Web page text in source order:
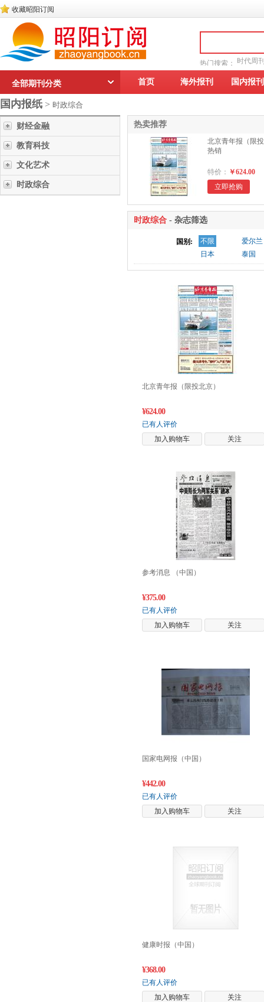
收藏昭阳订阅
热门搜索： 时代周
读者文摘
全部期刊分类 首页 海外报刊 国内报刊
国内报纸 > 时政综合
财经金融
教育科技
文化艺术
时政综合
热卖推荐
北京青年报（限
热销
特价： ￥624.00
立即抢购
时政综合 - 杂志筛选
国别: 不限
爱尔兰
日本
泰国
北京青年报（限投北京）
¥624.00
已有人评价
加入购物车
关注
参考消息 （中国）
¥375.00
已有人评价
加入购物车
关注
国家电网报（中国）
¥442.00
已有人评价
加入购物车
关注
健康时报（中国）
¥368.00
已有人评价
加入购物车
关注